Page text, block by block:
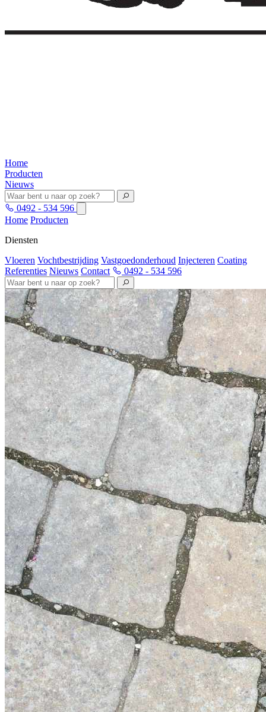
Home
Producten
Nieuws
0492 - 534 596
Home Producten
Diensten
Vloeren Vochtbestrijding Vastgoedonderhoud Injecteren Coating
Referenties Nieuws Contact 0492 - 534 596